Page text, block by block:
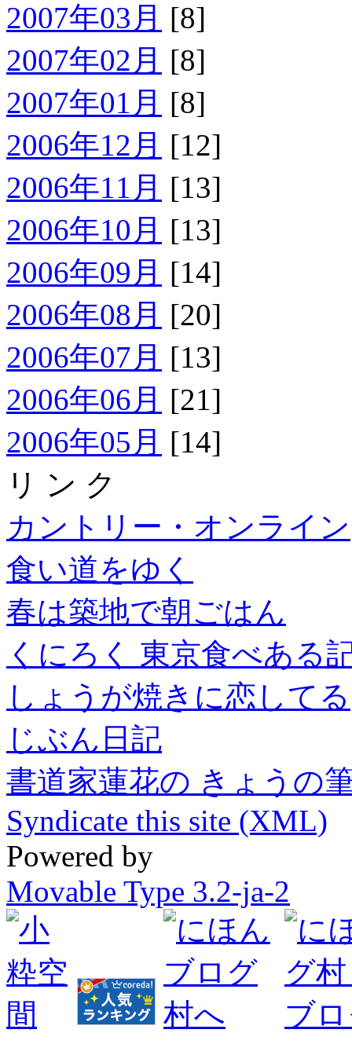
2007年03月 [8]
2007年02月 [8]
2007年01月 [8]
2006年12月 [12]
2006年11月 [13]
2006年10月 [13]
2006年09月 [14]
2006年08月 [20]
2006年07月 [13]
2006年06月 [21]
2006年05月 [14]
リ ン ク
カントリー・オンライン
食い道をゆく
春は築地で朝ごはん
くにろく 東京食べある
しょうが焼きに恋してる
じぶん日記
書道家蓮花の きょうの
Syndicate this site (XML)
Powered by
Movable Type 3.2-ja-2